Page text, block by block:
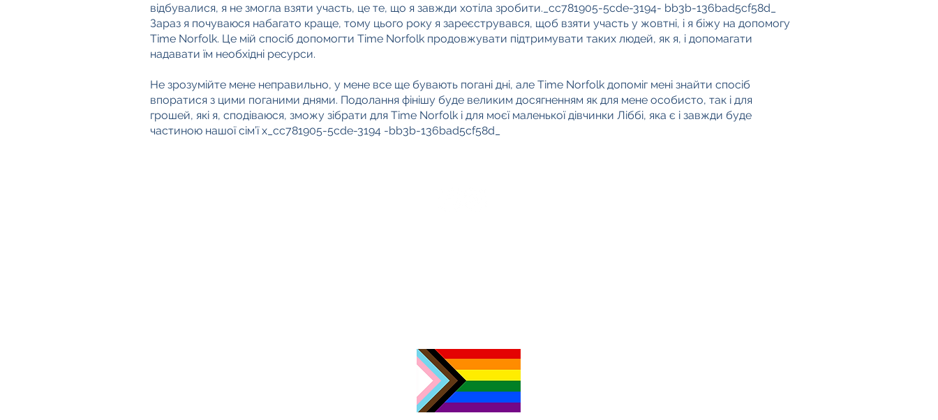
відбувалися, я не змогла взяти участь, це те, що я завжди хотіла зробити._cc781905-5cde-3194- bb3b-136bad5cf58d_
Зараз я почуваюся набагато краще, тому цього року я зареєструвався, щоб взяти участь у жовтні, і я біжу на допомогу
Time Norfolk. Це мій спосіб допомогти Time Norfolk продовжувати підтримувати таких людей, як я, і допомагати
надавати їм необхідні ресурси.
Не зрозумійте мене неправильно, у мене все ще бувають погані дні, але Time Norfolk допоміг мені знайти спосіб
впоратися з цими поганими днями. Подолання фінішу буде великим досягненням як для мене особисто, так і для
грошей, які я, сподіваюся, зможу зібрати для Time Norfolk і для моєї маленької дівчинки Ліббі, яка є і завжди буде
частиною нашої сім’ї x_cc781905-5cde-3194 -bb3b-136bad5cf58d_